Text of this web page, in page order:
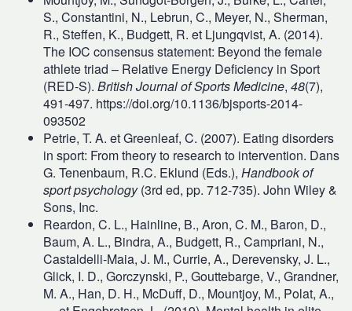
S., Constantini, N., Lebrun, C., Meyer, N., Sherman,
R., Steffen, K., Budgett, R. et Ljungqvist, A. (2014).
The IOC consensus statement: Beyond the female
athlete triad – Relative Energy Deficiency in Sport
(RED-S). British Journal of Sports Medicine, 48(7),
491‑497. https://doi.org/10.1136/bjsports-2014-
093502
Petrie, T. A. et Greenleaf, C. (2007). Eating disorders
in sport: From theory to research to intervention. Dans
G. Tenenbaum, R.C. Eklund (Eds.), Handbook of
sport psychology(3rd ed, pp. 712-735). John Wiley &
Sons, Inc.
Reardon, C. L., Hainline, B., Aron, C. M., Baron, D.,
Baum, A. L., Bindra, A., Budgett, R., Campriani, N.,
Castaldelli-Maia, J. M., Currie, A., Derevensky, J. L.,
Glick, I. D., Gorczynski, P., Gouttebarge, V., Grandner,
M. A., Han, D. H., McDuff, D., Mountjoy, M., Polat, A.,